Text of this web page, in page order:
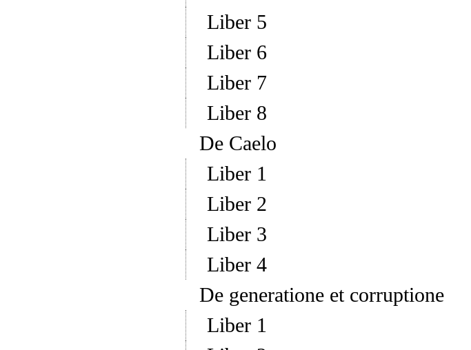
Liber 5
Liber 6
Liber 7
Liber 8
De Caelo
Liber 1
Liber 2
Liber 3
Liber 4
De generatione et corruptione
Liber 1